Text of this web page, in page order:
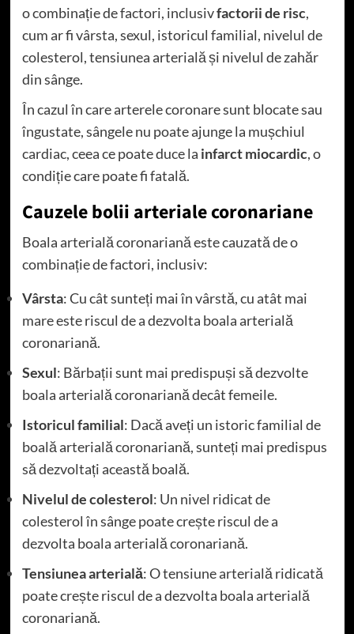
o combinație de factori, inclusivfactorii de risc,
cum ar fi vârsta, sexul, istoricul familial, nivelul de
colesterol, tensiunea arterială și nivelul de zahăr
din sânge.
În cazul în care arterele coronare sunt blocate sau
îngustate, sângele nu poate ajunge la mușchiul
cardiac, ceea ce poate duce la infarct miocardic, o
condiție care poate fi fatală.
Cauzele bolii arteriale coronariane
Boala arterială coronariană este cauzată de o
combinație de factori, inclusiv:
Vârsta: Cu cât sunteți mai în vârstă, cu atât mai
mare este riscul de a dezvolta boala arterială
coronariană.
Sexul: Bărbații sunt mai predispuși să dezvolte
boala arterială coronariană decât femeile.
Istoricul familial: Dacă aveți un istoric familial de
boală arterială coronariană, sunteți mai predispus
să dezvoltați această boală.
Nivelul de colesterol: Un nivel ridicat de
colesterol în sânge poate crește riscul de a
dezvolta boala arterială coronariană.
Tensiunea arterială: O tensiune arterială ridicată
poate crește riscul de a dezvolta boala arterială
coronariană.